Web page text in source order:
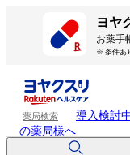
ヨヤ
お薬手
※ 条件あ
薬局検索
導入検討
の薬局様へ